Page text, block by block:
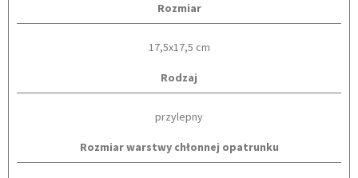
Rozmiar
17,5x17,5 cm
Rodzaj
przylepny
Rozmiar warstwy chłonnej opatrunku